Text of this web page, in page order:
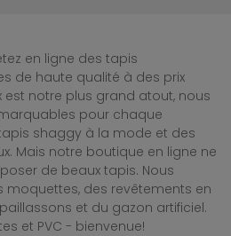
en ligne des tapis
de haute qualité à des prix
est notre plus grand atout, nous
pour chaque
shaggy à la mode et des
Mais notre boutique en ligne ne
de beaux tapis. Nous
des revêtements en
et du gazon artificiel.
et PVC - bienvenue!